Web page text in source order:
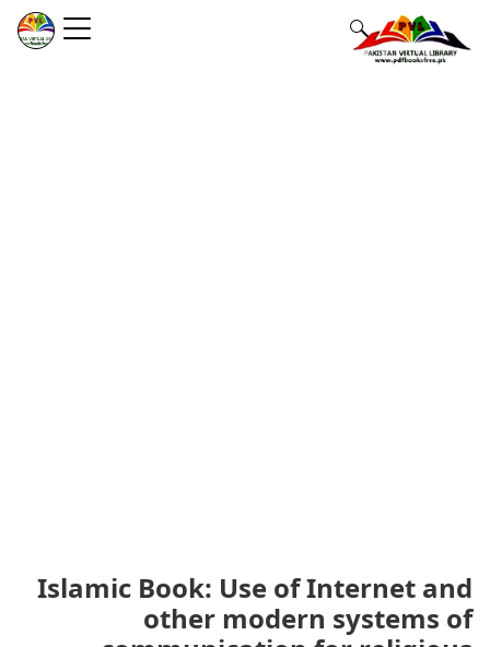
Islamic Book: Use of Internet and
other modern systems of